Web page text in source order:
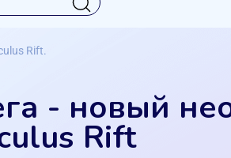
Rift.
- новый
Rift